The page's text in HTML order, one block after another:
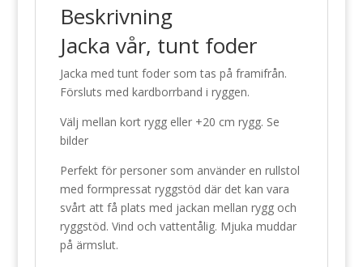
Beskrivning
Jacka vår, tunt foder
Jacka med tunt foder som tas på framifrån.
Försluts med kardborrband i ryggen.
Välj mellan kort rygg eller +20 cm rygg. Se
bilder
Perfekt för personer som använder en rullstol
med formpressat ryggstöd där det kan vara
svårt att få plats med jackan mellan rygg och
ryggstöd. Vind och vattentålig. Mjuka muddar
på ärmslut.